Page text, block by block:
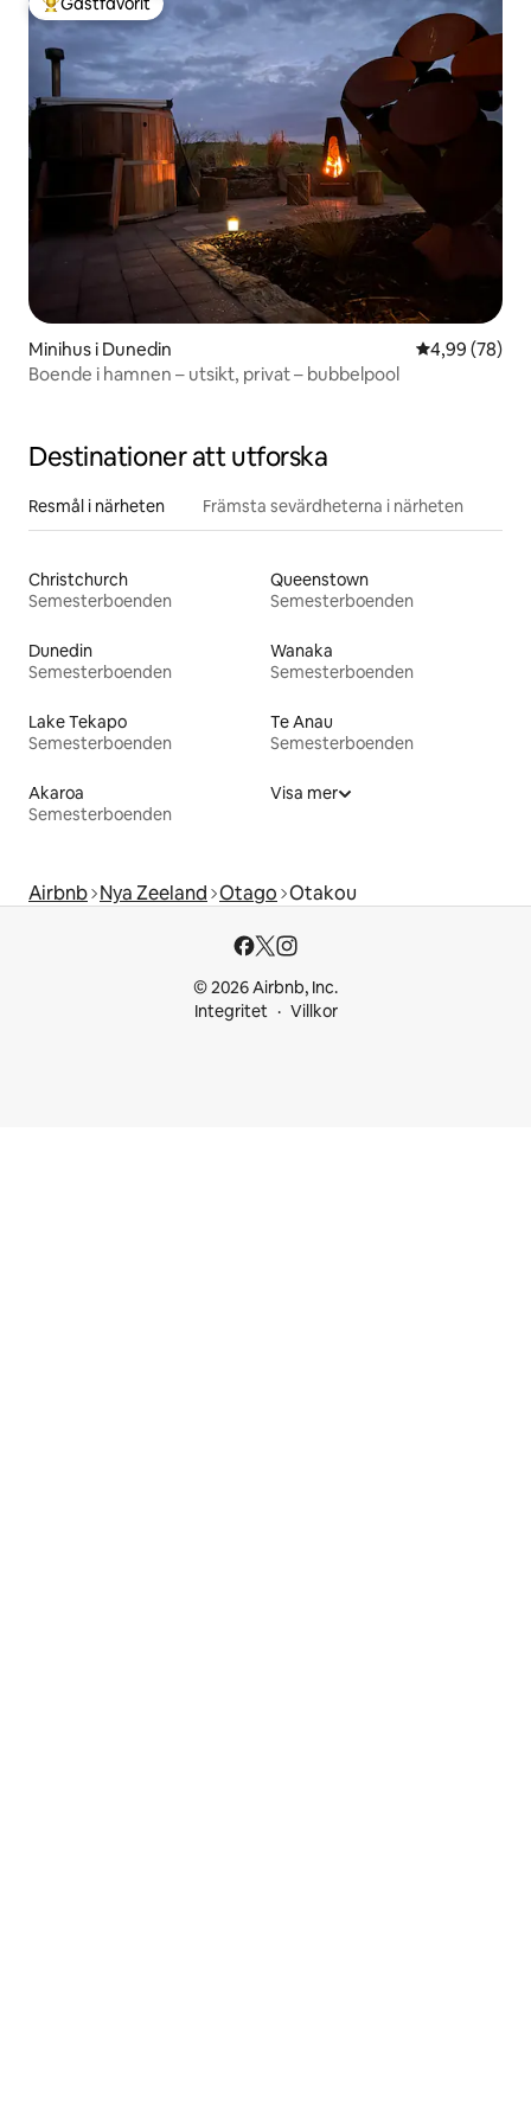
Populär gästfavorit
Minihus i Dunedin 4,99 av 5 i
4,99 (78)
Boende i hamnen – utsikt, privat – bubbelpool
Destinationer att utforska
Resmål i närheten Främsta sevärdheterna i närheten
Christchurch
Semesterboenden
Queenstown
Semesterboenden
Dunedin
Semesterboenden
Wanaka
Semesterboenden
Lake Tekapo
Semesterboenden
Te Anau
Semesterboenden
Akaroa
Semesterboenden
Visa mer
Airbnb Nya Zeeland Otago Otakou
© 2026 Airbnb, Inc.
Integritet
Villkor